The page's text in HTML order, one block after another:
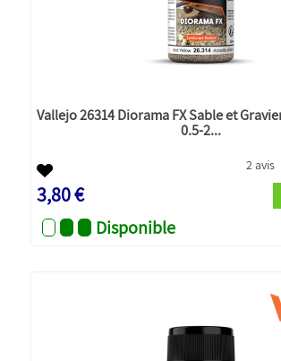
Vallejo 26314 Diorama FX Sable et
0.5-2...
2 avis
3,80 €
Disponible